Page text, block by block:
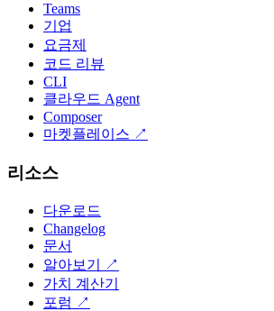
Teams
기업
요금제
코드 리뷰
CLI
클라우드 Agent
Composer
마켓플레이스 ↗
리소스
다운로드
Changelog
문서
알아보기
↗
가치 계산기
포럼 ↗